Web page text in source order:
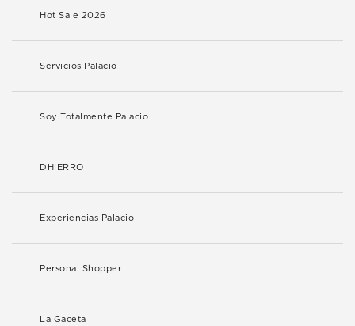
Hot Sale 2026
Servicios Palacio
Soy Totalmente Palacio
DHIERRO
Experiencias Palacio
Personal Shopper
La Gaceta